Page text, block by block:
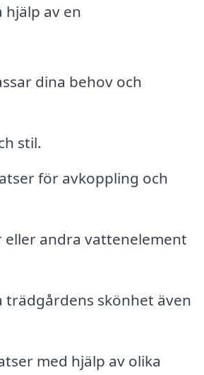
av en
dina behov och
stil.
för avkoppling och
eller andra vattenelement
skönhet även
med hjälp av olika